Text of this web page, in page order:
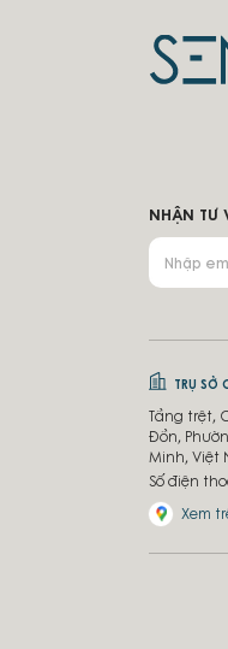
NHẬN TƯ
TRỤ SỞ
Tầng trệt,
Đồn,
Minh, Việt
Số điện
Xem